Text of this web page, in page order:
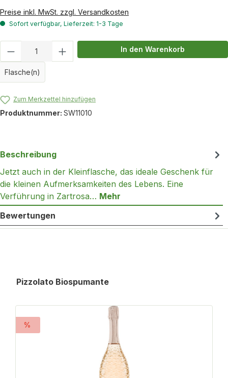
Preise inkl. MwSt. zzgl. Versandkosten
Sofort verfügbar, Lieferzeit: 1-3 Tage
Produkt Anzahl: Gib den gewünschten
Flasche(n)
In den Warenkorb
Zum Merkzettel hinzufügen
Produktnummer: SW11010
Beschreibung
Jetzt auch in der Kleinflasche, das ideale Geschenk für
die kleinen Aufmerksamkeiten des Lebens. Eine
Verführung in Zartrosa… Mehr
Bewertungen
Produktgalerie überspringen
Pizzolato Biospumante
%